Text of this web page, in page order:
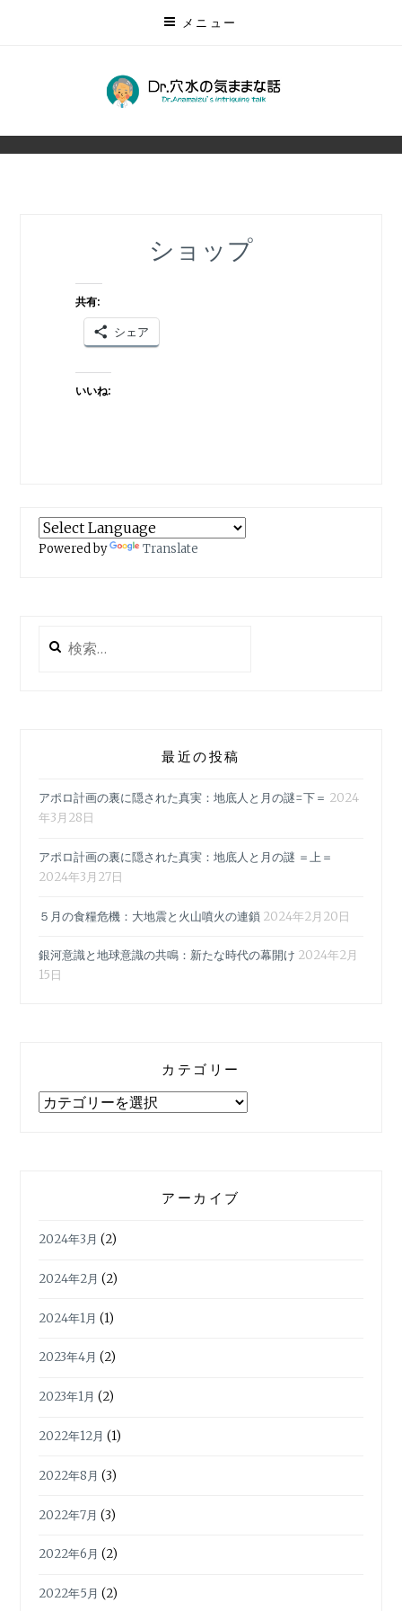
に
ス
メニュー
DR.穴水の気ままな話
無数にある未来を予測する
ショップ
共有:
シェア
いいね:
Powered by Translate
索:
最近の投稿
アポロ計画の裏に隠された真実：地底人と月の謎=下＝ 2024
年3月28日
アポロ計画の裏に隠された真実：地底人と月の謎 ＝上＝
2024年3月27日
５月の食糧危機：大地震と火山噴火の連鎖 2024年2月20日
銀河意識と地球意識の共鳴：新たな時代の幕開け 2024年2月
15日
カテゴリー
カ
アーカイブ
2024年3月 (2)
2024年2月 (2)
2024年1月 (1)
2023年4月 (2)
2023年1月 (2)
2022年12月 (1)
2022年8月 (3)
2022年7月 (3)
2022年6月 (2)
2022年5月 (2)